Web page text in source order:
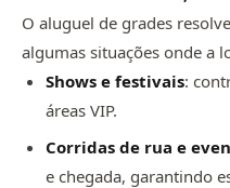
O aluguel de grades
algumas situações onde a
Shows e festivais:
áreas VIP.
Corridas de rua e
e chegada, garantindo